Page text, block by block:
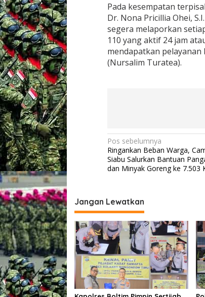
Pada kesempatan
Dr. Nona Pricillia Ohei,
segera melaporkan
110 yang aktif 24 jam
mendapatkan pelayanan
(Nursalim Turatea).
N
a
v
g
a
s
i
p
o
s
Pos sebelumnya
Ringankan Beban Warga,
Siabu Salurkan Bantuan
dan Minyak Goreng ke 7.503
Jangan Lewatkan